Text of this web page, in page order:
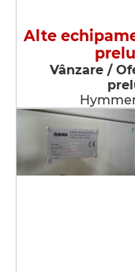
Alte
Vânzare /